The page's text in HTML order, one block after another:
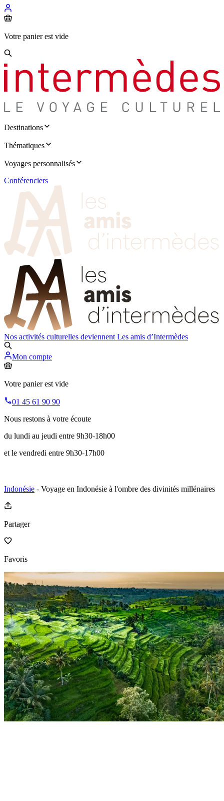
Votre panier est vide
Destinations
Thématiques
Voyages personnalisés
Conférenciers
Nos activités culturelles deviennent Les amis d’Intermèdes
Mon compte
Votre panier est vide
01 45 61 90 90
Nous restons à votre écoute
du lundi au jeudi entre 9h30-18h00
et le vendredi entre 9h30-17h00
Indonésie - Voyage en Indonésie à l'ombre des divinités millénaires
Partager
Favoris